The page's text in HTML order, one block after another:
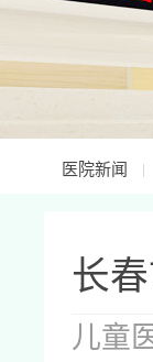
医院新闻
长
儿童